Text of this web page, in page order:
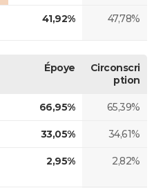
41,92% 47,78%
Époye
Circonscri
ption
66,95% 65,39%
33,05% 34,61%
2,95% 2,82%